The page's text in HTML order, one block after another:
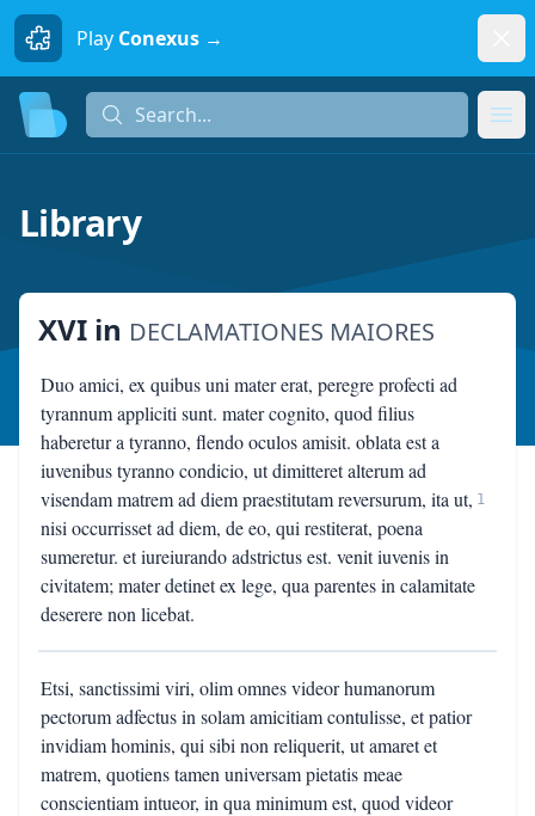
Play Conexus →
Search...
Library
XVI in DECLAMATIONES MAIORES
Duo amici, ex quibus uni mater erat, peregre profecti ad
tyrannum appliciti sunt. mater cognito, quod filius
haberetur a tyranno, flendo oculos amisit. oblata est a
iuvenibus tyranno condicio, ut dimitteret alterum ad
visendam matrem ad diem praestitutam reversurum, ita ut,
nisi occurrisset ad diem, de eo, qui restiterat, poena
sumeretur. et iureiurando adstrictus est. venit iuvenis in
civitatem; mater detinet ex lege, qua parentes in calamitate
deserere non licebat.
1
Etsi, sanctissimi viri, olim omnes videor humanorum
pectorum adfectus in solam amicitiam contulisse, et patior
invidiam hominis, qui sibi non reliquerit, ut amaret et
matrem, quotiens tamen universam pietatis meae
conscientiam intueor, in qua minimum est, quod videor